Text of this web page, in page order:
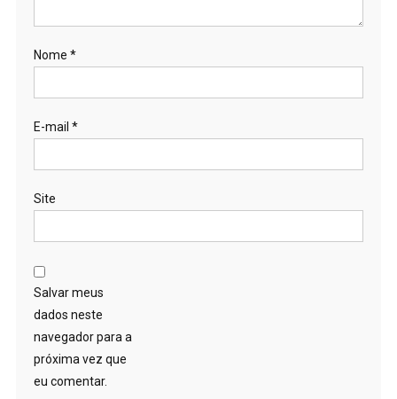
Nome *
E-mail *
Site
Salvar meus
dados neste
navegador para a
próxima vez que
eu comentar.